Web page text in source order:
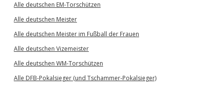
Alle deutschen EM-Torschützen
Alle deutschen Meister
Alle deutschen Meister im Fußball der Frauen
Alle deutschen Vizemeister
Alle deutschen WM-Torschützen
Alle DFB-Pokalsieger (und Tschammer-Pokalsieger)